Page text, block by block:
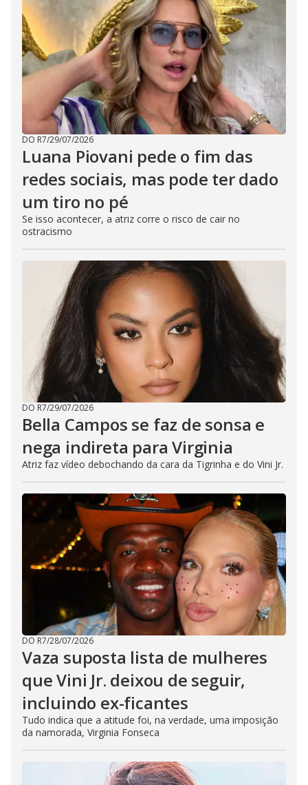
DO R7/29/07/2026
Luana Piovani pede o fim das
redes sociais, mas pode ter dado
um tiro no pé
Se isso acontecer, a atriz corre o risco de cair no
ostracismo
DO R7/29/07/2026
Bella Campos se faz de sonsa e
nega indireta para Virginia
Atriz faz vídeo debochando da cara da Tigrinha e do Vini Jr.
DO R7/28/07/2026
Vaza suposta lista de mulheres
que Vini Jr. deixou de seguir,
incluindo ex-ficantes
Tudo indica que a atitude foi, na verdade, uma imposição
da namorada, Virginia Fonseca